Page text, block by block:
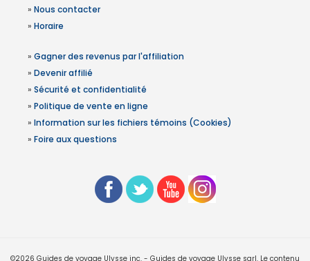
» Nous contacter
» Horaire
» Gagner des revenus par l'affiliation
» Devenir affilié
» Sécurité et confidentialité
» Politique de vente en ligne
» Information sur les fichiers témoins (Cookies)
» Foire aux questions
©2026 Guides de voyage Ulysse inc. - Guides de voyage Ulysse sarl. Le contenu